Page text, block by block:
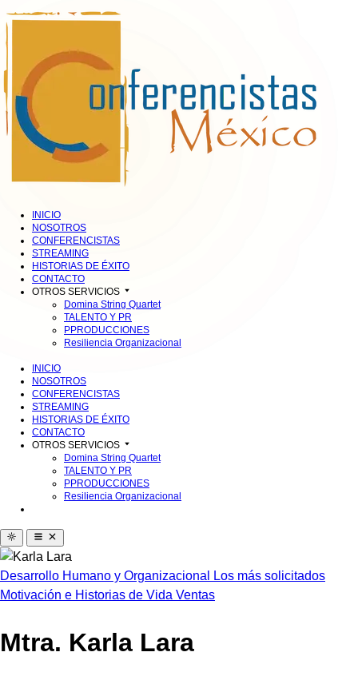
INICIO
NOSOTROS
CONFERENCISTAS
STREAMING
HISTORIAS DE ÉXITO
CONTACTO
OTROS SERVICIOS
Domina String Quartet
TALENTO Y PR
PPRODUCCIONES
Resiliencia Organizacional
INICIO
NOSOTROS
CONFERENCISTAS
STREAMING
HISTORIAS DE ÉXITO
CONTACTO
OTROS SERVICIOS
Domina String Quartet
TALENTO Y PR
PPRODUCCIONES
Resiliencia Organizacional
Desarrollo Humano y Organizacional
Los más solicitados
Motivación e Historias de Vida Ventas
Mtra. Karla Lara